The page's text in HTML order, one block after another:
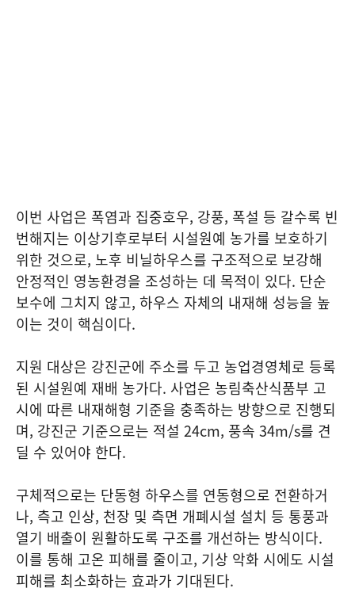
이번 사업은 폭염과 집중호우, 강풍, 폭설 등 갈수록 빈
번해지는 이상기후로부터 시설원예 농가를 보호하기
위한 것으로, 노후 비닐하우스를 구조적으로 보강해
안정적인 영농환경을 조성하는 데 목적이 있다. 단순
보수에 그치지 않고, 하우스 자체의 내재해 성능을 높
이는 것이 핵심이다.
지원 대상은 강진군에 주소를 두고 농업경영체로 등록
된 시설원예 재배 농가다. 사업은 농림축산식품부 고
시에 따른 내재해형 기준을 충족하는 방향으로 진행되
며, 강진군 기준으로는 적설 24cm, 풍속 34m/s를 견
딜 수 있어야 한다.
구체적으로는 단동형 하우스를 연동형으로 전환하거
나, 측고 인상, 천장 및 측면 개폐시설 설치 등 통풍과
열기 배출이 원활하도록 구조를 개선하는 방식이다.
이를 통해 고온 피해를 줄이고, 기상 악화 시에도 시설
피해를 최소화하는 효과가 기대된다.